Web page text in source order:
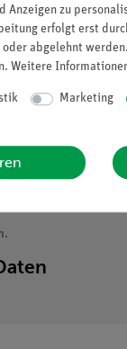
Anzeigen zu
erfolgt erst
abgelehnt
Weitere
Marketing